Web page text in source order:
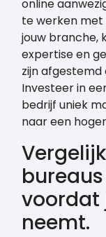
online
te werken met
jouw branche,
expertise en
zijn
Investeer in
bedrijf uniek
naar een
voordat
neemt.